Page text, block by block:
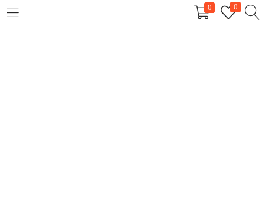
0
0
REGISTER